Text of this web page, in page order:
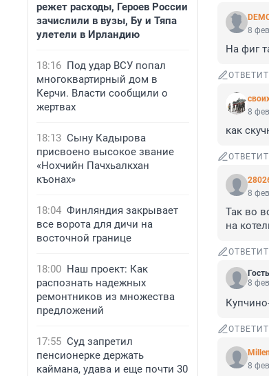
режет расходы, Героев России
зачислили в вузы, Бу и Тяпа
улетели в Ирландию
18:16 Под удар ВСУ попал
многоквартирный дом в
Керчи. Власти сообщили о
жертвах
18:13 Сыну Кадырова
присвоено высокое звание
«Нохчийн Пачхьалкхан
къонах»
18:04 Финляндия закрывает
все ворота для дичи на
восточной границе
18:00 Наш проект: Как
распознать надежных
ремонтников из множества
предложений
17:55 Суд запретил
пенсионерке держать
каймана, удава и еще почти 30
8
На фиг
8
как
8
Так во
на
Гость
8
8